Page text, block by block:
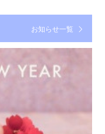
お知らせ一覧